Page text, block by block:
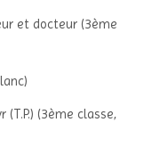
et docteur (3ème
(3ème classe,